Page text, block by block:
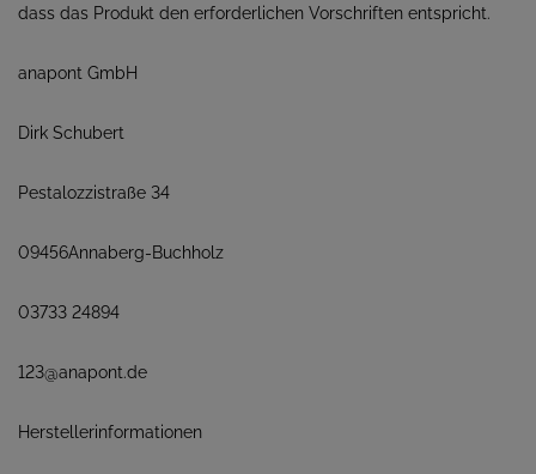
dass das Produkt den erforderlichen Vorschriften entspricht.
anapont GmbH
Dirk Schubert
Pestalozzistraße 34
09456Annaberg-Buchholz
03733 24894
123@anapont.de
Herstellerinformationen